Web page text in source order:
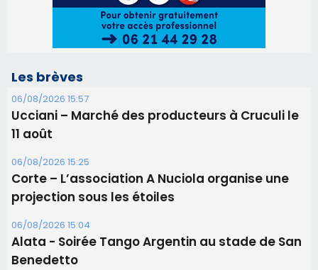
Les brèves
06/08/2026 15:57
Ucciani – Marché des producteurs à Cruculi le
11 août
06/08/2026 15:25
Corte – L’association A Nuciola organise une
projection sous les étoiles
06/08/2026 15:04
Alata - Soirée Tango Argentin au stade de San
Benedetto